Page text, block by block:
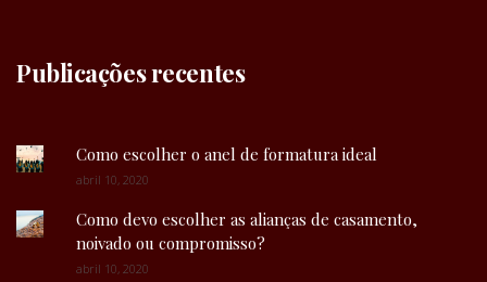
Publicações recentes
Como escolher o anel de formatura ideal
abril 10, 2020
Como devo escolher as alianças de casamento,
noivado ou compromisso?
abril 10, 2020